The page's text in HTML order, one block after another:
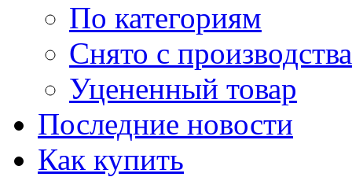
По категориям
Снято с производства
Уцененный товар
Последние новости
Как купить